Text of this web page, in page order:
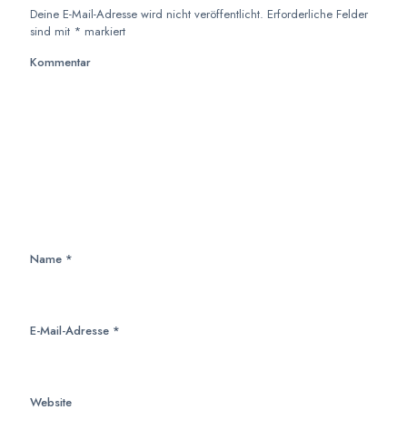
Deine E-Mail-Adresse wird nicht veröffentlicht. Erforderliche Felder
sind mit * markiert
Kommentar
Name *
E-Mail-Adresse *
Website